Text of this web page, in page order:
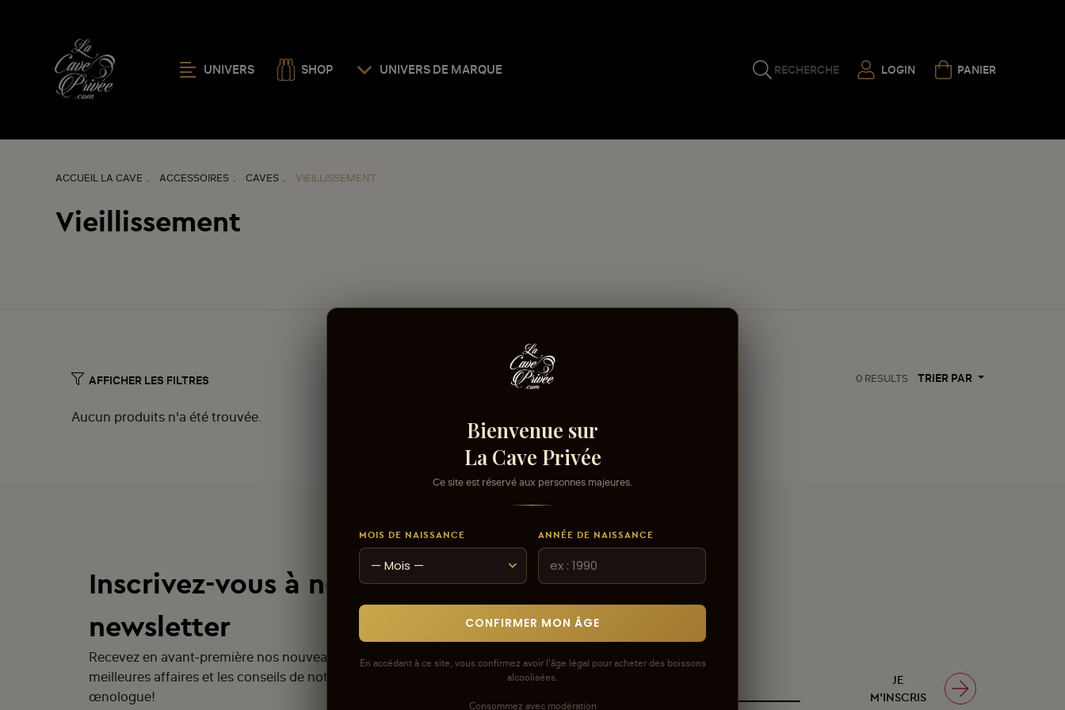
UNIVERS SHOP UNIVERS DE MARQUE RECHERCHE LOGIN PANIER
ACCUEIL LA CAVE ACCESSOIRES CAVES VIEILLISSEMENT
Vieillissement
0 RESULTS TRIER PAR
Aucun produits n'a été trouvée.
Inscrivez-vous à notre
newsletter
Recevez en avant-première nos nouveautés, nos
meilleures affaires et les conseils de notre
œnologue!
JE
M’INSCRIS
Bienvenue sur
La Cave Privée
Ce site est réservé aux personnes majeures.
MOIS DE NAISSANCE ANNÉE DE NAISSANCE
CONFIRMER MON ÂGE
En accédant à ce site, vous confirmez avoir l'âge légal pour acheter des boissons
alcoolisées.
Consommez avec modération